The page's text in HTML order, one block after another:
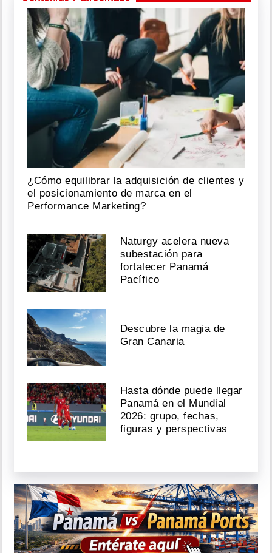
¿Cómo equilibrar la adquisición de clientes y
el posicionamiento de marca en el
Performance Marketing?
Naturgy acelera nueva
subestación para
fortalecer Panamá
Pacífico
Descubre la magia de
Gran Canaria
Hasta dónde puede llegar
Panamá en el Mundial
2026: grupo, fechas,
figuras y perspectivas